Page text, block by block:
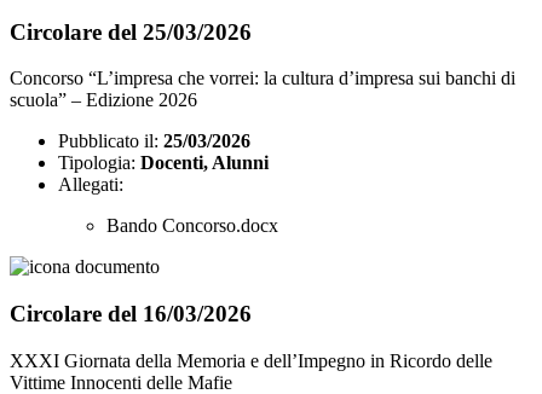
Circolare del 25/03/2026
Concorso “L’impresa che vorrei: la cultura d’impresa sui banchi di
scuola” – Edizione 2026
Pubblicato il: 25/03/2026
Tipologia: Docenti, Alunni
Allegati:
Bando Concorso.docx
Circolare del 16/03/2026
XXXI Giornata della Memoria e dell’Impegno in Ricordo delle
Vittime Innocenti delle Mafie